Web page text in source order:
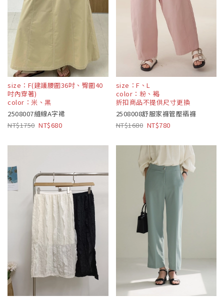
size：F(建議腰圍36吋、臀圍40
吋內穿著)
color：米、黑
2508007縫線A字裙
1750
680
size：F、L
color：粉、褐
折扣商品不提供尺寸更換
2508008舒服家褲管壓褶褲
1680
780